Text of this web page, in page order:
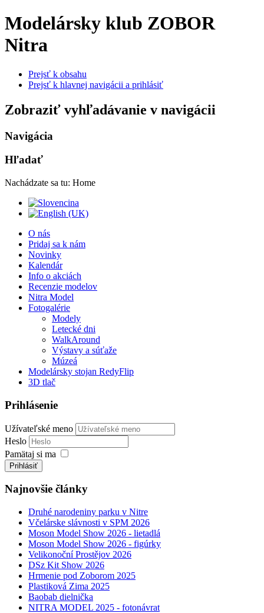
Modelársky klub ZOBOR
Nitra
Prejsť k obsahu
Prejsť k hlavnej navigácii a prihlásiť
Zobraziť vyhľadávanie v navigácii
Navigácia
Hľadať
Nachádzate sa tu: Home
O nás
Pridaj sa k nám
Novinky
Kalendár
Info o akciách
Recenzie modelov
Nitra Model
Fotogalérie
Modely
Letecké dni
WalkAround
Výstavy a súťaže
Múzeá
Modelársky stojan RedyFlip
3D tlač
Prihlásenie
Užívateľské meno
Heslo
Pamätaj si ma
Prihlásiť
Najnovšie články
Druhé narodeniny parku v Nitre
Včelárske slávnosti v SPM 2026
Moson Model Show 2026 - lietadlá
Moson Model Show 2026 - figúrky
Velikonoční Prostějov 2026
DSz Kit Show 2026
Hrmenie pod Zoborom 2025
Plastiková Zima 2025
Baobab dielnička
NITRA MODEL 2025 - fotonávrat